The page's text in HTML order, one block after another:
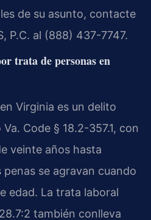
de su asunto, contacte
P.C. al (888) 437-7747.
trata de personas en
Virginia es un delito
Code § 18.2-357.1, con
veinte años hasta
se agravan cuando
edad. La trata laboral
también conlleva